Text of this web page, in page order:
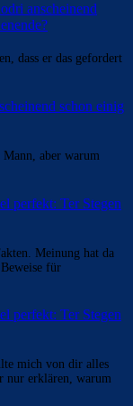
anscheinend
dass er das gefordert
schon einig
aber warum
perfekt: Ter Stegen
Meinung hat da
für
perfekt: Ter Stegen
mich von dir alles
nur erklären, warum